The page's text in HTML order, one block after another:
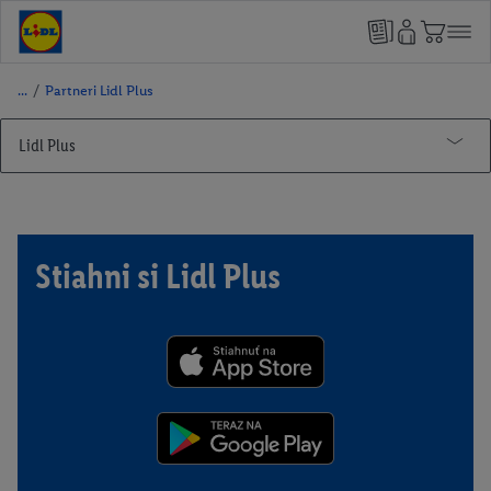
/ Partneri Lidl Plus
Lidl Plus
Smarty
Stiahni si Lidl Plus